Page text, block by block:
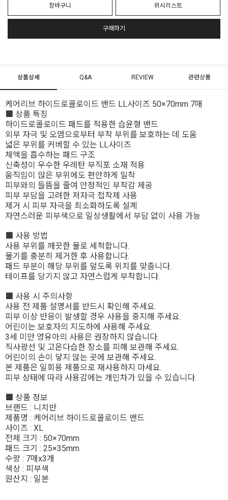
장바구니 위시리스트
구매하기
상품상세 Q&A REVIEW 관련상품
케어리브 하이드로콜로이드 밴드 LL사이즈 50×70mm 7매
■ 상품 특징
하이드로콜로이드 패드를 적용한 습윤형 밴드
외부 자극 및 오염으로부터 부착 부위를 보호하는 데 도움
넓은 부위를 커버할 수 있는 LL사이즈
체액을 흡수하는 패드 구조
신축성이 우수한 우레탄 부직포 소재 적용
움직임이 많은 부위에도 편안하게 밀착
피부와의 들뜸을 줄여 안정적인 부착감 제공
피부 부담을 고려한 저자극 접착제 사용
제거 시 피부 자극을 최소화하도록 설계
자연스러운 피부색으로 일상생활에서 부담 없이 사용 가능
■ 사용 방법
사용 부위를 깨끗한 물로 세척합니다.
물기를 충분히 제거한 후 사용합니다.
패드 부분이 해당 부위를 덮도록 위치를 맞춥니다.
테이프를 당기지 않고 자연스럽게 부착합니다.
■ 사용 시 주의사항
사용 전 제품 설명서를 반드시 확인해 주세요.
피부 이상 반응이 발생할 경우 사용을 중지해 주세요.
어린이는 보호자의 지도하에 사용해 주세요.
3세 미만 영유아의 사용은 권장하지 않습니다.
직사광선 및 고온다습한 장소를 피해 보관해 주세요.
어린이의 손이 닿지 않는 곳에 보관해 주세요.
본 제품은 일회용 제품으로 재사용하지 마세요.
피부 상태에 따라 사용감에는 개인차가 있을 수 있습니다.
■ 상품 정보
브랜드 : 니치반
제품명 : 케어리브 하이드로콜로이드 밴드
사이즈 : XL
전체 크기 : 50×70mm
패드 크기 : 25×35mm
수량 : 7매x3개
색상 : 피부색
원산지 : 일본